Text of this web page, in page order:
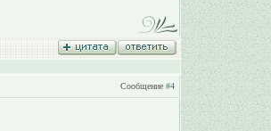
Сообщение #4